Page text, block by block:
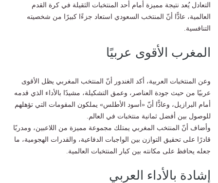
التعادل يُعد نتيجة مميزة أمام أحد المنتخبات الثقيلة في كرة القدم
العالمية، عادًّا أنّ المنتخب السعودي استعاد جزءًا كبيرًا من شخصيته
التنافسية.
المغرب الأقوى عربيًا
وعن المنتخبات العربية، أكد الغندور أنّ المنتخب المغربي يظل الأقوى
عربيًا من حيث جودة العناصر، وعمق التشكيلة، مشيدًا بالأداء الذي قدمه
أمام البرازيل، وعادًّا أنّ «أسود الأطلس» يملكون المقومات التي تؤهلهم
للوصول بين أفضل ثمانية منتخبات في العالم.
وأضاف أنّ المنتخب المغربي يمتلك مجموعة مميزة من اللاعبين، ومدربًا
قادرًا على تحقيق التوازن بين الواجبات الدفاعية، والقدرات الهجومية، ما
جعله يحافظ على مكانته بين كبار المنتخبات العالمية.
إشادة بالأداء العربي